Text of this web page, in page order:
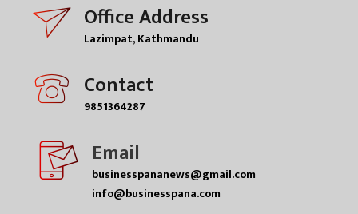
Office Address
Lazimpat, Kathmandu
Contact
9851364287
Email
businesspananews@gmail.com
info@businesspana.com